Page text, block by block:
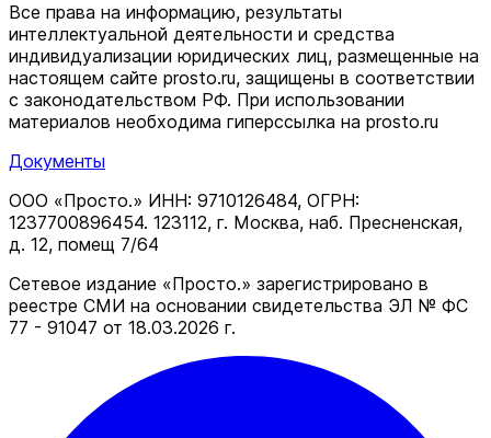
Все права на информацию, результаты
интеллектуальной деятельности и средства
индивидуализации юридических лиц, размещенные на
настоящем сайте prosto.ru, защищены в соответствии
c законодательством РФ. При использовании
материалов необходима гиперссылка на prosto.ru
Документы
ООО «Просто.» ИНН: 9710126484, ОГРН:
1237700896454. 123112, г. Москва, наб. Пресненская,
д. 12, помещ 7/64
Сетевое издание «Просто.» зарегистрировано в
реестре СМИ на основании свидетельства ЭЛ № ФС
77 - 91047 от 18.03.2026 г.